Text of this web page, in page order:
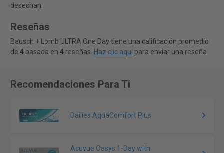
desechan.
Reseñas
Bausch + Lomb ULTRA One Day tiene una calificación promedio
de 4 basada en 4 reseñas. Haz clic aquípara enviar una reseña.
Recomendaciones Para Ti
Dailies AquaComfort Plus
Acuvue Oasys 1-Day with